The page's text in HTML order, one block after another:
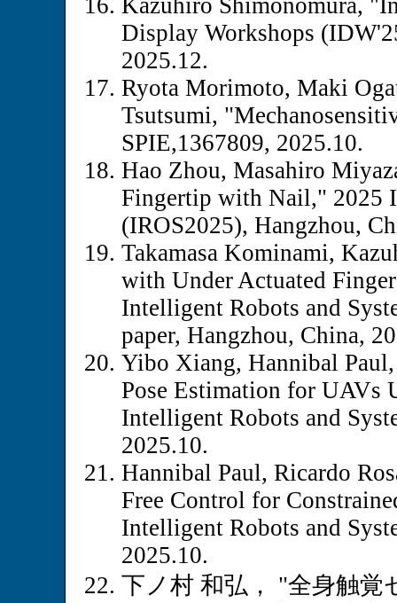
Kazuhiro Shimonomura,
Display Workshops
2025.12.
Ryota Morimoto, Maki
Tsutsumi,
SPIE,1367809, 2025.10.
Hao Zhou, Masahiro
Fingertip with Nail," 2025
(IROS2025), Hangzhou,
Takamasa Kominami,
with Under Actuated
Intelligent Robots and
paper, Hangzhou, China,
Yibo Xiang, Hannibal
Pose Estimation for UAVs
Intelligent Robots and
2025.10.
Hannibal Paul, Ricardo
Free Control for
Intelligent Robots and
2025.10.
下ノ村 和弘， "全身触覚